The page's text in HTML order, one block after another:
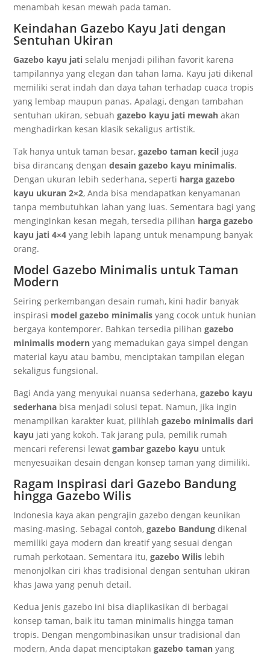
menambah kesan mewah pada taman.
Keindahan Gazebo Kayu Jati dengan
Sentuhan Ukiran
Gazebo kayu jati selalu menjadi pilihan favorit karena
tampilannya yang elegan dan tahan lama. Kayu jati dikenal
memiliki serat indah dan daya tahan terhadap cuaca tropis
yang lembap maupun panas. Apalagi, dengan tambahan
sentuhan ukiran, sebuahgazebo kayu jati mewah akan
menghadirkan kesan klasik sekaligus artistik.
Tak hanya untuk taman besar,gazebo taman kecil juga
bisa dirancang dengandesain gazebo kayu minimalis.
Dengan ukuran lebih sederhana, seperti harga gazebo
kayu ukuran 2×2, Anda bisa mendapatkan kenyamanan
tanpa membutuhkan lahan yang luas. Sementara bagi yang
menginginkan kesan megah, tersedia pilihan harga gazebo
kayu jati 4×4 yang lebih lapang untuk menampung banyak
orang.
Model Gazebo Minimalis untuk Taman
Modern
Seiring perkembangan desain rumah, kini hadir banyak
inspirasi model gazebo minimalis yang cocok untuk hunian
bergaya kontemporer. Bahkan tersedia pilihangazebo
minimalis modern yang memadukan gaya simpel dengan
material kayu atau bambu, menciptakan tampilan elegan
sekaligus fungsional.
Bagi Anda yang menyukai nuansa sederhana,gazebo kayu
sederhana bisa menjadi solusi tepat. Namun, jika ingin
menampilkan karakter kuat, pilihlahgazebo minimalis dari
kayu jati yang kokoh. Tak jarang pula, pemilik rumah
mencari referensi lewatgambar gazebo kayu untuk
menyesuaikan desain dengan konsep taman yang dimiliki.
Ragam Inspirasi dari Gazebo Bandung
hingga Gazebo Wilis
Indonesia kaya akan pengrajin gazebo dengan keunikan
masing-masing. Sebagai contoh,gazebo Bandung dikenal
memiliki gaya modern dan kreatif yang sesuai dengan
rumah perkotaan. Sementara itu,gazebo Wilis lebih
menonjolkan ciri khas tradisional dengan sentuhan ukiran
khas Jawa yang penuh detail.
Kedua jenis gazebo ini bisa diaplikasikan di berbagai
konsep taman, baik itu taman minimalis hingga taman
tropis. Dengan mengombinasikan unsur tradisional dan
modern, Anda dapat menciptakangazebo taman yang